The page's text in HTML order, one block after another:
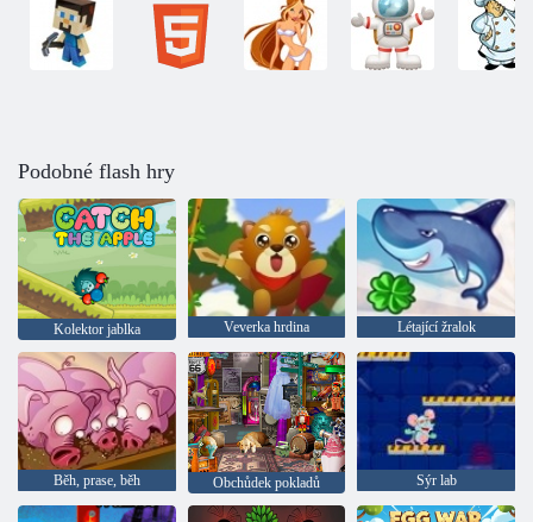
Podobné flash hry
Kolektor jablka Veverka hrdina Létající žralok
Běh, prase, běh Obchůdek pokladů Sýr lab